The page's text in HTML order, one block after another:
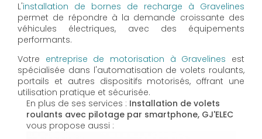
L'installation de bornes de recharge à Gravelines
permet de répondre à la demande croissante des
véhicules électriques, avec des équipements
performants.
Votre entreprise de motorisation à Gravelines est
spécialisée dans l'automatisation de volets roulants,
portails et autres dispositifs motorisés, offrant une
utilisation pratique et sécurisée.
En plus de ses services : Installation de volets
roulants avec pilotage par smartphone, GJ'ELEC
vous propose aussi :